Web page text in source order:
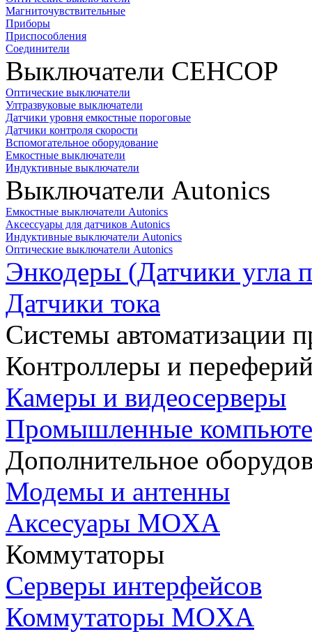
Магниточувствительные
Приборы
Приспособления
Соединители
Выключатели СЕНСОР
Оптические выключатели
Ултразвуковые выключатели
Датчики уровня емкостные пороговые
Датчики контроля скорости
Вспомогательное оборудование
Емкостные выключатели
Индуктивные выключатели
Выключатели Autonics
Емкостные выключатели Autonics
Аксессуары для датчиков Autonics
Индуктивные выключатели Autonics
Оптические выключатели Autonics
Энкодеры (Датчики угла
Датчики тока
Системы автоматизации
Контроллеры и
Камеры и видеосерверы
Промышленные
Дополнительное
Модемы и антенны
Аксесуары MOXA
Коммутаторы
Серверы интерфейсов
Коммутаторы MOXA